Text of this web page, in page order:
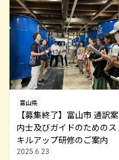
富山県
【募集終了】富山市 通訳案
内士及びガイドのためのス
キルアップ研修のご案内
2025.6.23